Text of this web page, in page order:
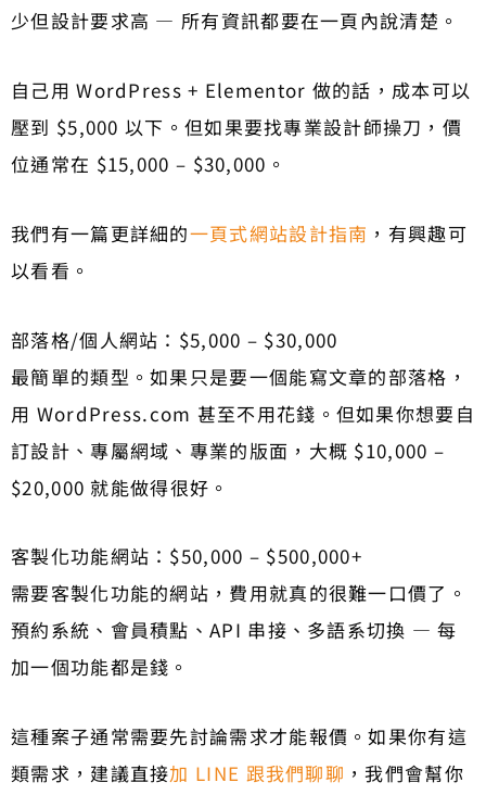
少但設計要求高 — 所有資訊都要在一頁內說清楚。
自己用 WordPress + Elementor 做的話，成本可以
壓到 $5,000 以下。但如果要找專業設計師操刀，價
位通常在 $15,000 – $30,000。
我們有一篇更詳細的一頁式網站設計指南 ，有興趣可
以看看。
部落格/個人網站：$5,000 – $30,000
最簡單的類型。如果只是要一個能寫文章的部落格，
用 WordPress.com 甚至不用花錢。但如果你想要自
訂設計、專屬網域、專業的版面，大概 $10,000 –
$20,000 就能做得很好。
客製化功能網站：$50,000 – $500,000+
需要客製化功能的網站，費用就真的很難一口價了。
預約系統、會員積點、API 串接、多語系切換 — 每
加一個功能都是錢。
這種案子通常需要先討論需求才能報價。如果你有這
類需求，建議直接加 LINE 跟我們聊聊 ，我們會幫你